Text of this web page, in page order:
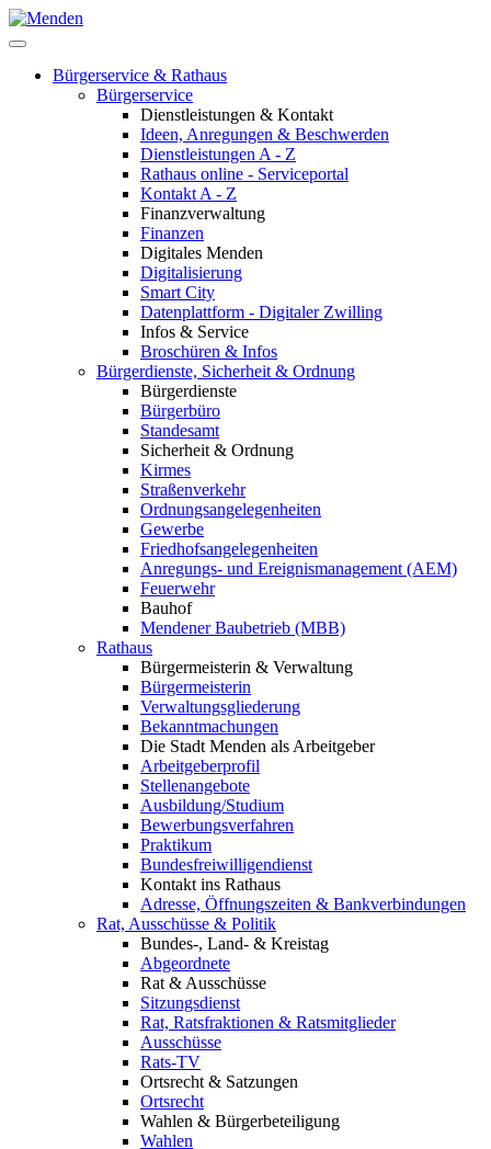
Bürgerservice & Rathaus
Bürgerservice
Dienstleistungen & Kontakt
Ideen, Anregungen & Beschwerden
Dienstleistungen A - Z
Rathaus online - Serviceportal
Kontakt A - Z
Finanzverwaltung
Finanzen
Digitales Menden
Digitalisierung
Smart City
Datenplattform - Digitaler Zwilling
Infos & Service
Broschüren & Infos
Bürgerdienste, Sicherheit & Ordnung
Bürgerdienste
Bürgerbüro
Standesamt
Sicherheit & Ordnung
Kirmes
Straßenverkehr
Ordnungsangelegenheiten
Gewerbe
Friedhofsangelegenheiten
Anregungs- und Ereignismanagement (AEM)
Feuerwehr
Bauhof
Mendener Baubetrieb (MBB)
Rathaus
Bürgermeisterin & Verwaltung
Bürgermeisterin
Verwaltungsgliederung
Bekanntmachungen
Die Stadt Menden als Arbeitgeber
Arbeitgeberprofil
Stellenangebote
Ausbildung/Studium
Bewerbungsverfahren
Praktikum
Bundesfreiwilligendienst
Kontakt ins Rathaus
Adresse, Öffnungszeiten & Bankverbindungen
Rat, Ausschüsse & Politik
Bundes-, Land- & Kreistag
Abgeordnete
Rat & Ausschüsse
Sitzungsdienst
Rat, Ratsfraktionen & Ratsmitglieder
Ausschüsse
Rats-TV
Ortsrecht & Satzungen
Ortsrecht
Wahlen & Bürgerbeteiligung
Wahlen